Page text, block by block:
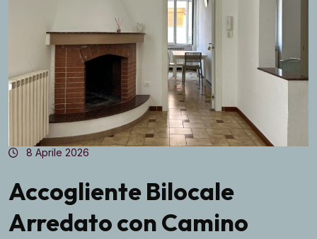
8 Aprile 2026
Accogliente Bilocale
Arredato con Camino